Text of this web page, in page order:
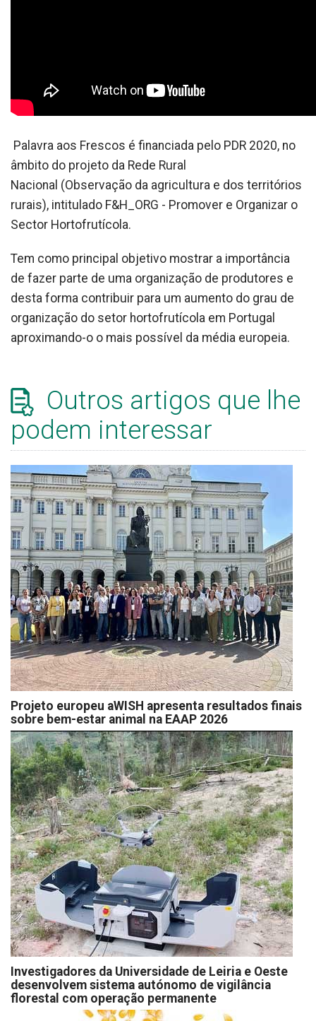
Palavra aos Frescos é financiada pelo PDR 2020, no
âmbito do projeto da Rede Rural
Nacional (Observação da agricultura e dos territórios
rurais), intitulado F&H_ORG - Promover e Organizar o
Sector Hortofrutícola.
Tem como principal objetivo mostrar a importância
de fazer parte de uma organização de produtores e
desta forma contribuir para um aumento do grau de
organização do setor hortofrutícola em Portugal
aproximando-o o mais possível da média europeia.
Outros artigos que lhe
podem interessar
Projeto europeu aWISH apresenta resultados finais
sobre bem-estar animal na EAAP 2026
Investigadores da Universidade de Leiria e Oeste
desenvolvem sistema autónomo de vigilância
florestal com operação permanente